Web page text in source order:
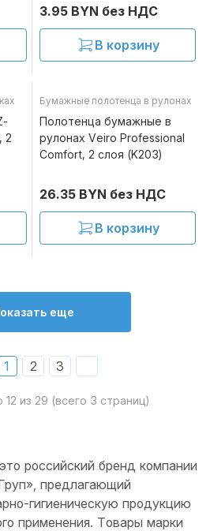
3.95 BYN без НДС
В корзину
2
В наличии
Бумажные полотенца в рулонах
Полотенца бумажные в
рулонах Veiro Professional
Comfort, 2 слоя (K203)
26.35 BYN без НДС
В корзину
еще
1 2 3
12 из 29 (всего 3 страниц)
это российский бренд компании
предлагающий
гигиеническую продукцию
применения. Товары марки